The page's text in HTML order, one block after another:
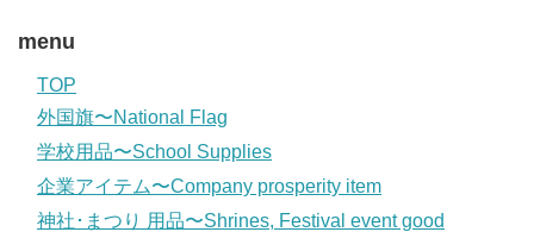
menu
TOP
外国旗〜National Flag
学校用品〜School Supplies
企業アイテム〜Company prosperity item
神社･まつり 用品〜Shrines, Festival event good